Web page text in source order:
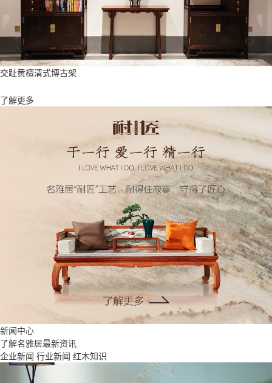
交趾黄檀清式博古架
了解更多
新闻中心
了解名雅居最新资讯
企业新闻 行业新闻 红木知识